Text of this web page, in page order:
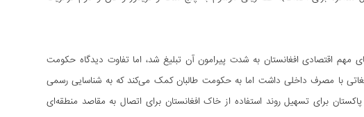
مهم اقتصادی افغانستان به شدت پیرامون آن تبلیغ ‌شد، اما تفاوت دیدگاه حکومت
با مصرف داخلی داشت اما به حکومت طالبان کمک می‌کند که به شناسایی رسمی
برای تسهیل روند استفاده از خاک افغانستان برای اتصال به مقاصد منطقه‌ای